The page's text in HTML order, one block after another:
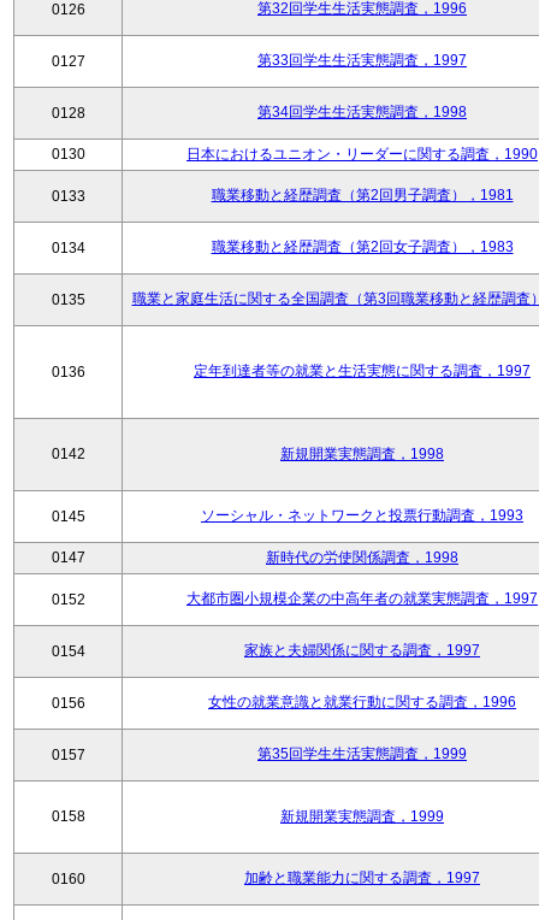
0126 第32回学生生活実態調査，1996
0127 第33回学生生活実態調査，1997
0128 第34回学生生活実態調査，1998
0130 日本におけるユニオン・リーダーに関する調査，1990
0133 職業移動と経歴調査（第2回男子調査），1981
0134 職業移動と経歴調査（第2回女子調査），1983
0135 職業と家庭生活に関する全国調査（第3回職業移動と経歴調査
0136 定年到達者等の就業と生活実態に関する調査，1997
0142 新規開業実態調査，1998
0145 ソーシャル・ネットワークと投票行動調査，1993
0147 新時代の労使関係調査，1998
0152 大都市圏小規模企業の中高年者の就業実態調査，1997
0154 家族と夫婦関係に関する調査，1997
0156 女性の就業意識と就業行動に関する調査，1996
0157 第35回学生生活実態調査，1999
0158 新規開業実態調査，1999
0160 加齢と職業能力に関する調査，1997